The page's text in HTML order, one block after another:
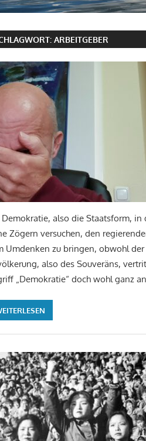
ARBEITGEBER
also die Staatsform,
Zögern versuchen, den
Umdenken zu bringen, obwohl
also des Souveräns,
„Demokratie“ doch wohl ganz